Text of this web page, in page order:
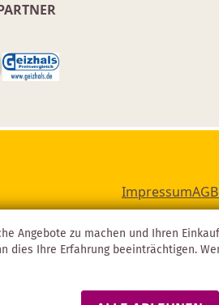
ImpressumAGB
Angebote zu machen und Ihren
dies Ihre Erfahrung beeinträchtigen.